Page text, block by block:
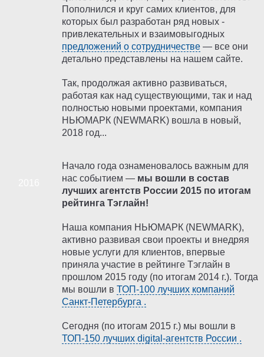
Пополнился и круг самих клиентов, для
которых был разработан ряд новых -
привлекательных и взаимовыгодных
предложений о сотрудничестве — все они
детально представлены на нашем сайте.
Так, продолжая активно развиваться,
работая как над существующими, так и над
полностью новыми проектами, компания
НЬЮМАРК (NEWMARK) вошла в новый,
2018 год...
Начало года ознаменовалось важным для
нас событием — мы вошли в состав
лучших агентств России 2015 по итогам
рейтинга Тэглайн!
Наша компания НЬЮМАРК (NEWMARK),
активно развивая свои проекты и внедряя
новые услуги для клиентов, впервые
приняла участие в рейтинге Тэглайн в
прошлом 2015 году (по итогам 2014 г.). Тогда
мы вошли в ТОП-100 лучших компаний
Санкт-Петербурга .
Сегодня (по итогам 2015 г.) мы вошли в
ТОП-150 лучших digital-агентств России .